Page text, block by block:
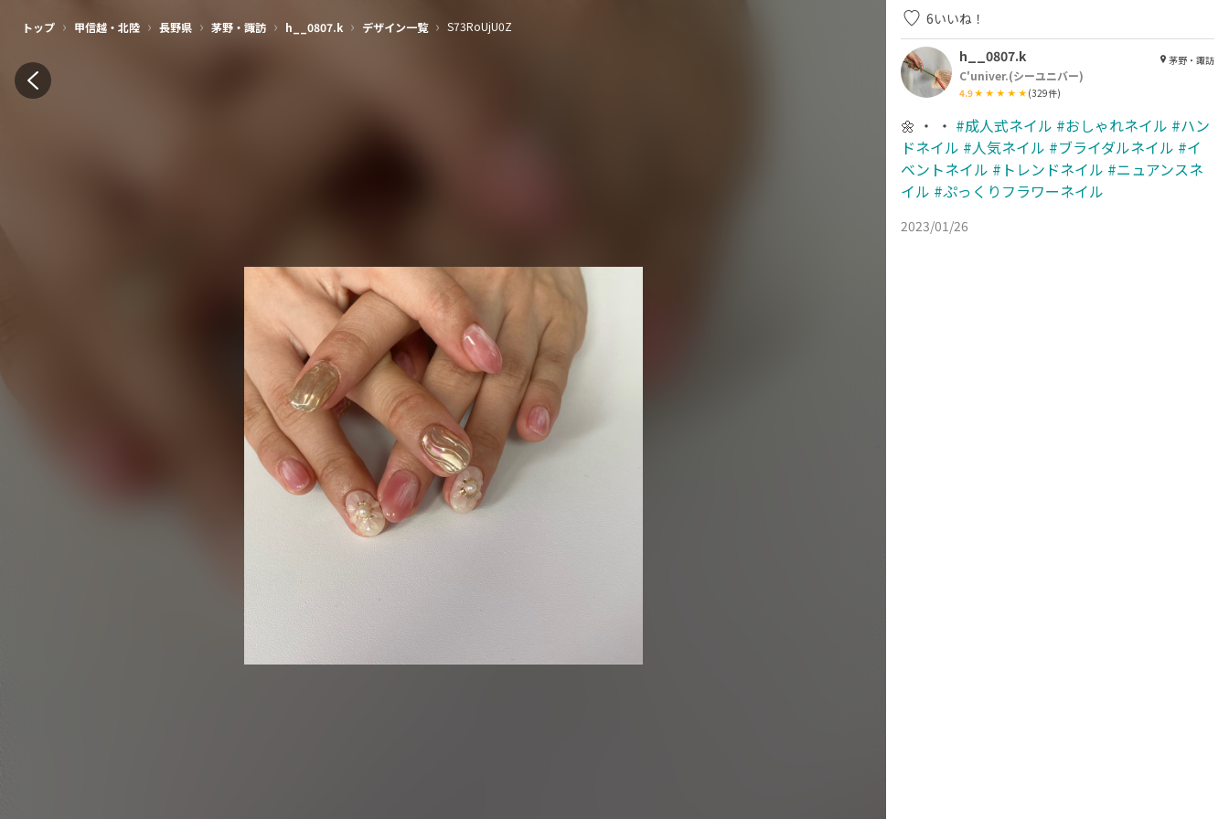
トップ › 甲信越・北陸 › 長野県 › 茅野・諏訪 › h__0807.k › デザイン一覧 › S73RoUjU0Z 6いいね！
h__0807.k
C'univer.(シーユニバー)
4.9 (329件)
茅野・諏訪
🌼 ・ ・ #成人式ネイル #おしゃれネイル #ハン
ドネイル #人気ネイル #ブライダルネイル #イ
ベントネイル #トレンドネイル #ニュアンスネ
イル #ぷっくりフラワーネイル
2023/01/26